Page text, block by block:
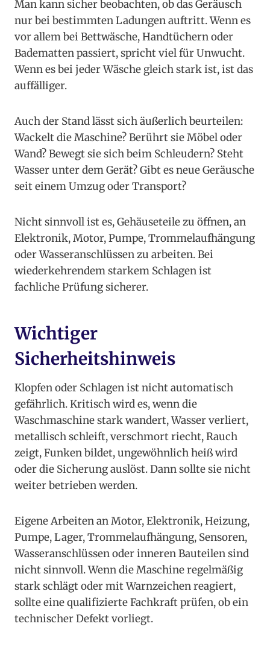
Man kann sicher beobachten, ob das Geräusch
nur bei bestimmten Ladungen auftritt. Wenn es
vor allem bei Bettwäsche, Handtüchern oder
Badematten passiert, spricht viel für Unwucht.
Wenn es bei jeder Wäsche gleich stark ist, ist das
auffälliger.
Auch der Stand lässt sich äußerlich beurteilen:
Wackelt die Maschine? Berührt sie Möbel oder
Wand? Bewegt sie sich beim Schleudern? Steht
Wasser unter dem Gerät? Gibt es neue Geräusche
seit einem Umzug oder Transport?
Nicht sinnvoll ist es, Gehäuseteile zu öffnen, an
Elektronik, Motor, Pumpe, Trommelaufhängung
oder Wasseranschlüssen zu arbeiten. Bei
wiederkehrendem starkem Schlagen ist
fachliche Prüfung sicherer.
Wichtiger
Sicherheitshinweis
Klopfen oder Schlagen ist nicht automatisch
gefährlich. Kritisch wird es, wenn die
Waschmaschine stark wandert, Wasser verliert,
metallisch schleift, verschmort riecht, Rauch
zeigt, Funken bildet, ungewöhnlich heiß wird
oder die Sicherung auslöst. Dann sollte sie nicht
weiter betrieben werden.
Eigene Arbeiten an Motor, Elektronik, Heizung,
Pumpe, Lager, Trommelaufhängung, Sensoren,
Wasseranschlüssen oder inneren Bauteilen sind
nicht sinnvoll. Wenn die Maschine regelmäßig
stark schlägt oder mit Warnzeichen reagiert,
sollte eine qualifizierte Fachkraft prüfen, ob ein
technischer Defekt vorliegt.